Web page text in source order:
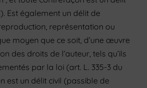
Est également un délit de
représentation ou
moyen que ce soit, d’une œuvre
des droits de l’auteur, tels qu’ils
par la loi (art. L. 335-3 du
est un délit civil (passible de